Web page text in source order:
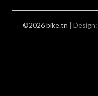
©2026 bike.tn | Design: